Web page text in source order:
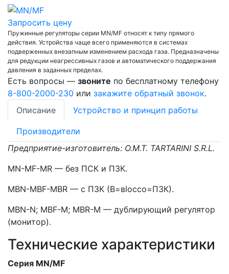
Запросить цену
Пружинные регуляторы серии MN/MF относят к типу прямого
действия. Устройства чаще всего применяются в системах
подверженных внезапным изменением расхода газа. Предназначены
для редукции неагрессивных газов и автоматического поддержания
давления в заданных пределах.
Есть вопросы — звоните по бесплатному телефону
8-800-2000-230 или закажите обратный звонок.
Описание
Устройство и принцип работы
Производители
Предприятие-изготовитель: O.M.T. TARTARINI S.R.L.
MN-MF-MR — без ПСК и ПЗК.
MBN-MBF-MBR — с ПЗК (В=вlоссо=ПЗК).
MBN-N; MBF-M; MBR-M — дублирующий регулятор
(монитор).
Технические характеристики
Серия MN/MF